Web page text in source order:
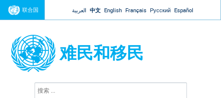
Jump to navigation
联合国 العربية 中文 English Français Русский Español
难民和移民
搜
索